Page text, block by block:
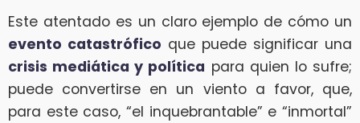
Este atentado es un claro ejemplo de cómo un
evento catastrófico que puede significar una
crisis mediática y política para quien lo sufre;
puede convertirse en un viento a favor, que,
para este caso, “el inquebrantable” e “inmortal”